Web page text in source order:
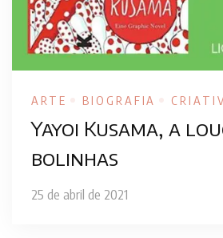
ARTE BIOGRAFIA
Yayoi Kusama, a
bolinhas
25 de abril de 2021